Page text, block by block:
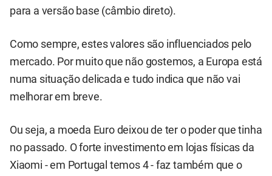
para a versão base (câmbio direto).
Como sempre, estes valores são influenciados pelo
mercado. Por muito que não gostemos, a Europa está
numa situação delicada e tudo indica que não vai
melhorar em breve.
Ou seja, a moeda Euro deixou de ter o poder que tinha
no passado. O forte investimento em lojas físicas da
Xiaomi - em Portugal temos 4 - faz também que o